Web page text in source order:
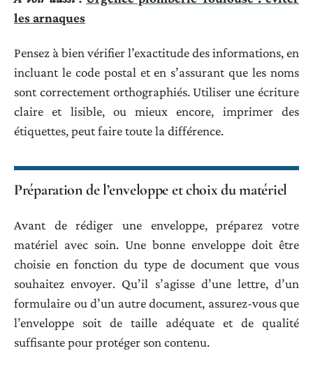
les arnaques
Pensez à bien vérifier l’exactitude des informations, en
incluant le code postal et en s’assurant que les noms
sont correctement orthographiés. Utiliser une écriture
claire et lisible, ou mieux encore, imprimer des
étiquettes, peut faire toute la différence.
Préparation de l’enveloppe et choix du matériel
Avant de rédiger une enveloppe, préparez votre
matériel avec soin. Une bonne enveloppe doit être
choisie en fonction du type de document que vous
souhaitez envoyer. Qu’il s’agisse d’une lettre, d’un
formulaire ou d’un autre document, assurez-vous que
l’enveloppe soit de taille adéquate et de qualité
suffisante pour protéger son contenu.